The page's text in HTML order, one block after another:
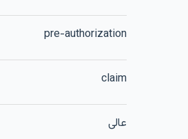
pre-authorization
claim
عالی